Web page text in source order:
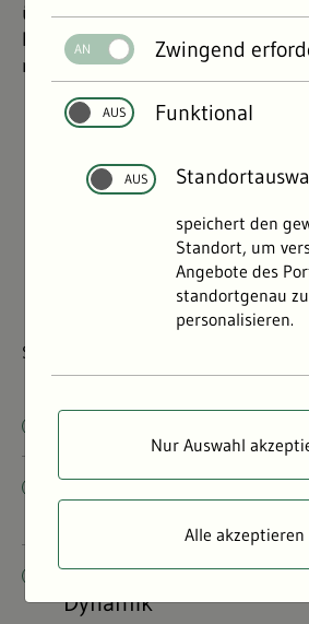
über Schadstoffe und Altlasten
Regionen und was das Land tut,
reduzieren.
Sanierung von mit Teerölen
Per- und polyfluorierte
Untersuchungen zur
Dynamik
Zwingend
Funktional
speichert den
Standort, um
Angebote des
standortgenau zu
personalisieren.
Nur Auswahl
Alle akzeptieren